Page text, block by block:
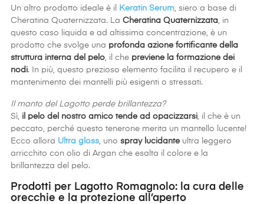
Un altro prodotto ideale è il Keratin Serum , siero a base di
Cheratina Quaternizzata. La Cheratina Quaternizzata , in
questo caso liquida e ad altissima concentrazione, è un
prodotto che svolge una profonda azione fortificante della
struttura interna del pelo , il che previene la formazione dei
nodi. In più, questo prezioso elemento facilita il recupero e il
mantenimento dei mantelli più esigenti o stressati.
Il manto del Lagotto perde brillantezza?
Sì, il pelo del nostro amico tende ad opacizzarsi , il che è un
peccato, perché questo tenerone merita un mantello lucente!
Ecco allora Ultra gloss , uno spray lucidanteultra leggero
arricchito con olio di Argan che esalta il colore e la
brillantezza del pelo.
Prodotti per Lagotto Romagnolo: la cura delle
orecchie e la protezione all’aperto